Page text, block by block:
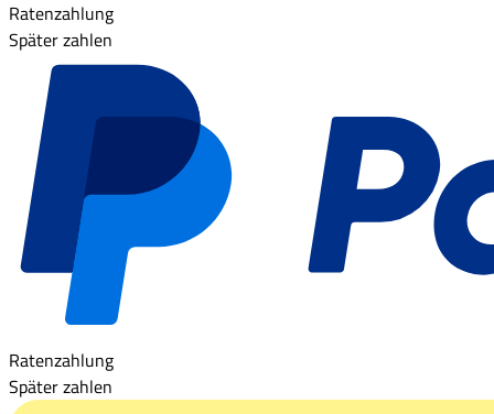
Ratenzahlung
Später zahlen
Ratenzahlung
Später zahlen